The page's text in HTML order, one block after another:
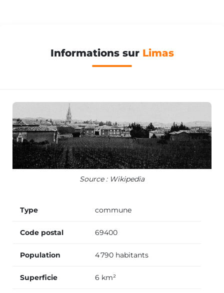
Informations sur Limas
Source : Wikipedia
Type commune
Code postal 69400
Population 4 790 habitants
Superficie 6 km²